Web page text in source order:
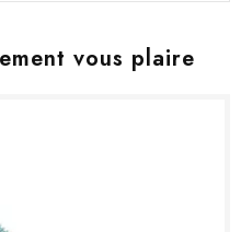
vous plaire